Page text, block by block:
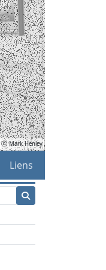
ⓒ Mark Henley
Liens